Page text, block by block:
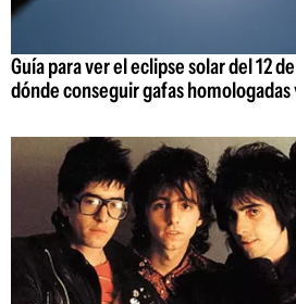
Guía para ver el eclipse solar del 12
dónde conseguir gafas homologadas